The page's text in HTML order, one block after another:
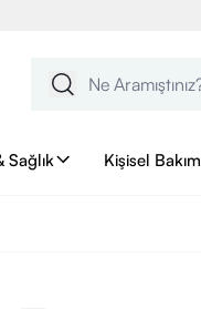
Sağlık Kişisel Bakım